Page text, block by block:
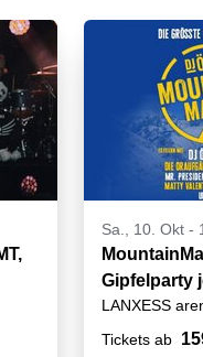
Sa., 10. Okt -
Gipfelparty
LANXESS
Tickets ab